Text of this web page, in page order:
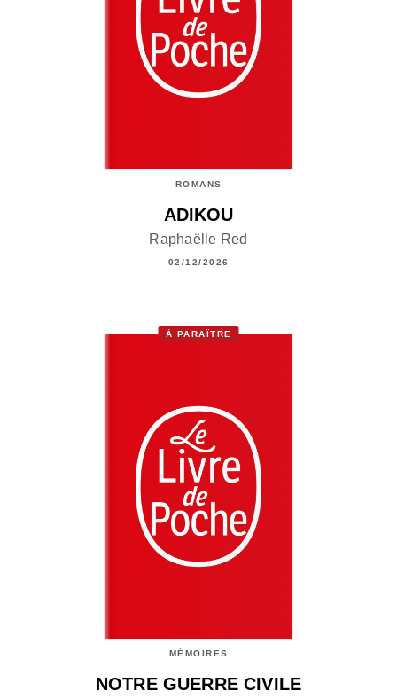
ROMANS
ADIKOU
Raphaëlle Red
02/12/2026
À PARAÎTRE
MÉMOIRES
NOTRE GUERRE CIVILE